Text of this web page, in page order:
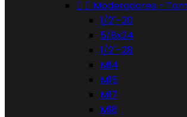
  Moderadores -
1/2"-20
5/8x24
1/2"-28
M14
M15
M17
M18